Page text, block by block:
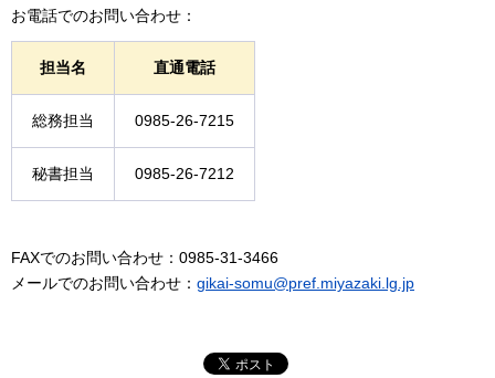
お電話でのお問い合わせ：
担当名 直通電話
総務担当 0985-26-7215
秘書担当 0985-26-7212
FAXでのお問い合わせ：0985-31-3466
メールでのお問い合わせ： gikai-somu@pref.miyazaki.lg.jp